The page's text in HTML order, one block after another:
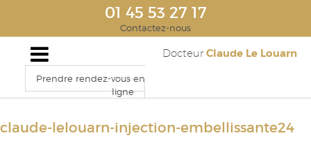
01 45 53 27 17
Contactez-nous
Docteur Claude Le Louarn
Prendre rendez-vous en
ligne
claude-lelouarn-injection-embellissante24